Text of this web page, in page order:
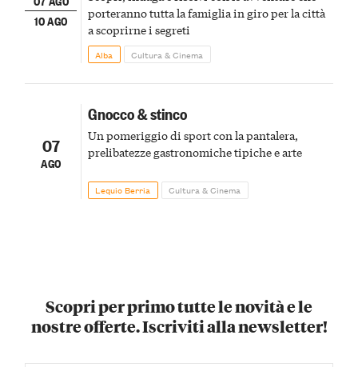
10 AGO
porteranno tutta la famiglia in giro per la città
a scoprirne i segreti
Alba Cultura & Cinema
07
AGO
Gnocco & stinco
Un pomeriggio di sport con la pantalera,
prelibatezze gastronomiche tipiche e arte
Lequio Berria Cultura & Cinema
Scopri per primo tutte le novità e le
nostre offerte. Iscriviti alla newsletter!